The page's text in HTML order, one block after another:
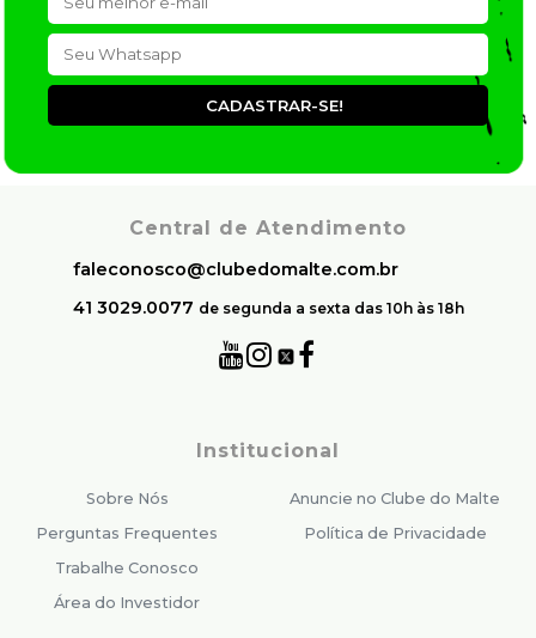
CADASTRAR-SE!
Central de Atendimento
faleconosco@clubedomalte.com.br
41 3029.0077 de segunda a sexta das 10h às 18h
Institucional
Sobre Nós
Perguntas Frequentes
Trabalhe Conosco
Área do Investidor
Anuncie no Clube do Malte
Política de Privacidade